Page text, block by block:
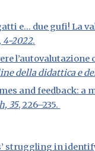
e... due gufi! La
4-2022.
l’autovalutazione
della didattica e
and feedback:
35, 226–235.
struggling in